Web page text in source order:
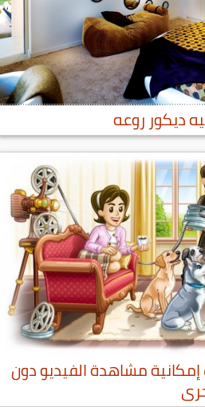
ديكور روعه
مشاهدة الفيديو دون